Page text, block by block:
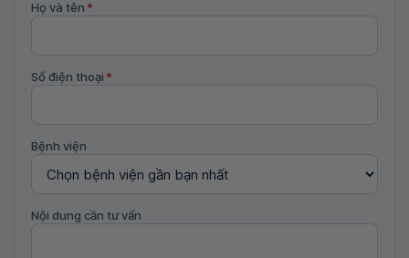
Họ và tên *
Số điện thoại *
Bệnh viện
Nội dung cần tư vấn